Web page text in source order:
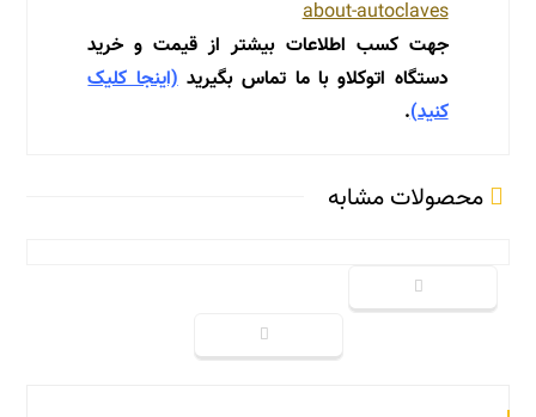
about-autoclaves
جهت کسب اطلاعات بیشتر از قیمت و خرید
دستگاه اتوکلاو با ما تماس بگیرید (اینجا کلیک
کنید).
محصولات مشابه